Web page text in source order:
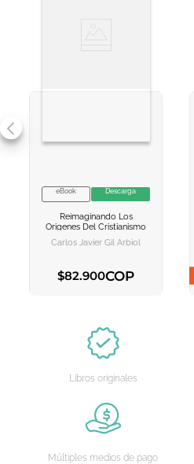
VER INFORMACION
AGREGAR AL
eBook Descarga
Reimaginando Los
Origenes Del Cristianismo
Carlos Javier Gil Arbiol
$82.900COP
Libros originales
Múltiples medios de pago